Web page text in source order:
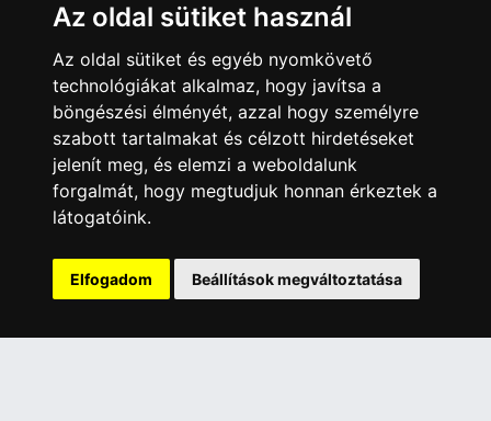
Az oldal sütiket használ
Az oldal sütiket és egyéb nyomkövető
technológiákat alkalmaz, hogy javítsa a
böngészési élményét, azzal hogy személyre
szabott tartalmakat és célzott hirdetéseket
jelenít meg, és elemzi a weboldalunk
forgalmát, hogy megtudjuk honnan érkeztek a
látogatóink.
Elfogadom Beállítások megváltoztatása
Elérhetőségek
Garanciális Ügyintézés
Webszolgáltatás
Üzleteinkben az elektronikus fizetés mód kizárólag átutalással
érhető el, bankkártyás fizetésre nincs lehetőség.
INFORMÁCIÓK
Általános Szerződési Feltételek
Adatkezelési nyilatkozat